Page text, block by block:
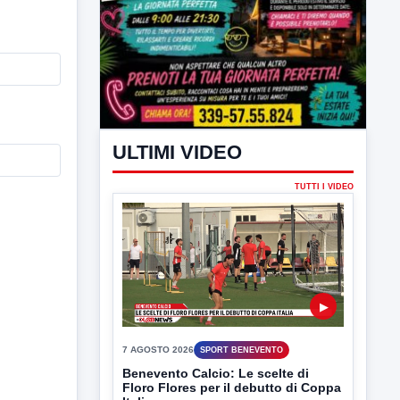
ULTIMI VIDEO
TUTTI I VIDEO
▶
7 AGOSTO 2026 SPORT BENEVENTO
Benevento Calcio: Le scelte di
Floro Flores per il debutto di Coppa